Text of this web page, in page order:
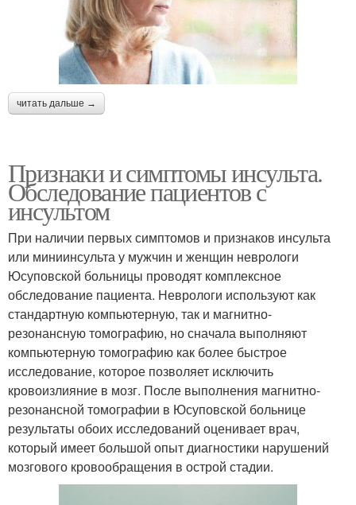
читать дальше →
Признаки и симптомы инсульта.
Обследование пациентов с
инсультом
При наличии первых симптомов и признаков инсульта
или миниинсульта у мужчин и женщин неврологи
Юсуповской больницы проводят комплексное
обследование пациента. Неврологи используют как
стандартную компьютерную, так и магнитно-
резонансную томографию, но сначала выполняют
компьютерную томографию как более быстрое
исследование, которое позволяет исключить
кровоизлияние в мозг. После выполнения магнитно-
резонансной томографии в Юсуповской больнице
результаты обоих исследований оценивает врач,
который имеет большой опыт диагностики нарушений
мозгового кровообращения в острой стадии.